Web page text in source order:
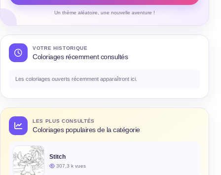
Un thème aléatoire, une nouvelle aventure !
VOTRE HISTORIQUE
Coloriages récemment consultés
Les coloriages ouverts récemment apparaîtront ici.
LES PLUS CONSULTÉS
Coloriages populaires de la catégorie
Stitch
307,3 k vues